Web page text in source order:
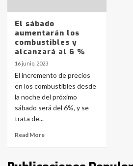
El sábado
aumentarán los
combustibles y
alcanzará al 6 %
16 junio, 2023
El incremento de precios
en los combustibles desde
la noche del próximo
sábado será del 6%, y se
trata de...
Read More
4
5
Los precios de los
La Pampa, desde
6
La Bolsa de
Blanca anticipa
con lluvias y
fueron detenidos